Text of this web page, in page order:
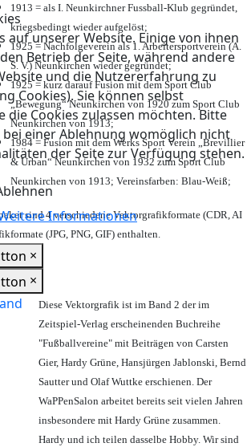
auf unserer Website. Einige von ihnen
Betrieb der Seite, während andere
und die Nutzererfahrung zu
Cookies). Sie können selbst
die Cookies zulassen möchten. Bitte
bei einer Ablehnung womöglich nicht
der Seite zur Verfügung stehen.
Informationen
1913 = als I. Neunkirchner Fussball-Klub gegründet,
kriegsbedingt wieder aufgelöst;
1925 = Nachfolgeverein als 1. Arbeitersportverein (A.
S. V.) Neunkirchen wieder gegründet;
1925 = kurz darauf Fusion mit dem Sport Club
„Bewegung“ Neunkirchen von 1920 zum Sport Club
Neunkirchen von 1913;
1984 = Fusion mit dem Werks Sport Verein „Brevillier
& Urban“ Neunkirchen von 1932 zum Sport Club
Neunkirchen von 1913; Vereinsfarben: Blau-Weiß;
sind 4 verschiedene Vektorgrafikformate (CDR, AI
(JPG, PNG, GIF) enthalten.
×
×
Diese Vektorgrafik ist im Band 2 der im
Zeitspiel-Verlag erscheinenden Buchreihe
"Fußballvereine" mit Beiträgen von Carsten
Gier, Hardy Grüne, Hansjürgen Jablonski, Bernd
Sautter und Olaf Wuttke erschienen. Der
WaPPenSalon arbeitet bereits seit vielen Jahren
insbesondere mit Hardy Grüne zusammen.
Hardy und ich teilen dasselbe Hobby. Wir sind